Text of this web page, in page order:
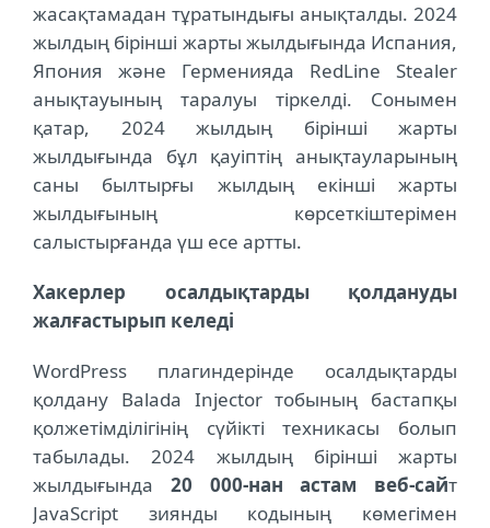
жасақтамадан тұратындығы анықталды. 2024
жылдың бірінші жарты жылдығында Испания,
Япония және Герменияда RedLine Stealer
анықтауының таралуы тіркелді. Сонымен
қатар, 2024 жылдың бірінші жарты
жылдығында бұл қауіптің анықтауларының
саны былтырғы жылдың екінші жарты
жылдығының көрсеткіштерімен
салыстырғанда үш есе артты.
Хакерлер осалдықтарды қолдануды
жалғастырып келеді
WordPress плагиндерінде осалдықтарды
қолдану Balada Injector тобының бастапқы
қолжетімділігінің сүйікті техникасы болып
табылады. 2024 жылдың бірінші жарты
жылдығында 20 000-нан астам веб-сайт
JavaScript зиянды кодының көмегімен